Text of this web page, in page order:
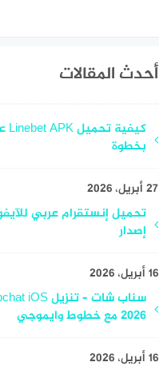
أحدث المقالات
بخطوة
27 أبريل، 2026
إصدار
16 أبريل، 2026
2026 مع خطوط وايموجي
16 أبريل، 2026